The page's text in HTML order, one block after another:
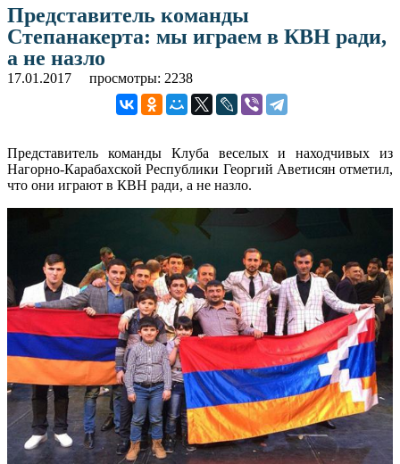
Представитель команды
Степанакерта: мы играем в КВН ради,
а не назло
17.01.2017 просмотры: 2238
Представитель команды Клуба веселых и находчивых из
Нагорно-Карабахской Республики Георгий Аветисян отметил,
что они играют в КВН ради, а не назло.